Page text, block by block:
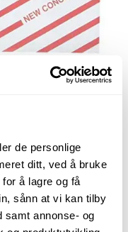
de personlige
ditt, ved å bruke
å lagre og få
sånn at vi kan tilby
samt annonse- og